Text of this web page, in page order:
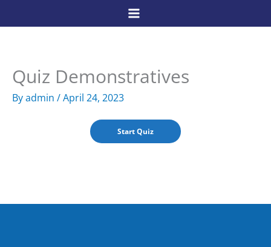
to
Quiz Demonstratives
Byadmin /April 24, 2023